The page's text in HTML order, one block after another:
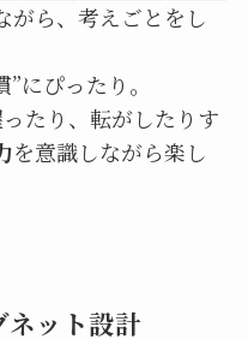
がら、考えごとをし
にぴったり。
たり、転がしたりす
を意識しながら楽し
ット設計